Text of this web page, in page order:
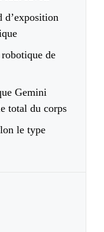
d’exposition
de
Gemini
total du corps
le type